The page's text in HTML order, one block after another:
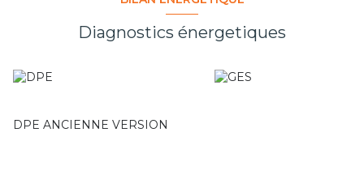
Diagnostics énergetiques
DPE ANCIENNE VERSION